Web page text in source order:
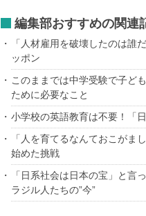
編集部おすすめの関連
「人材雇用を破壊したのは誰
ッポン
このままでは中学受験で子ど
ために必要なこと
小学校の英語教育は不要！「
「人を育てるなんておこがま
始めた挑戦
「日系社会は日本の宝」と言
ラジル人たちの”今”